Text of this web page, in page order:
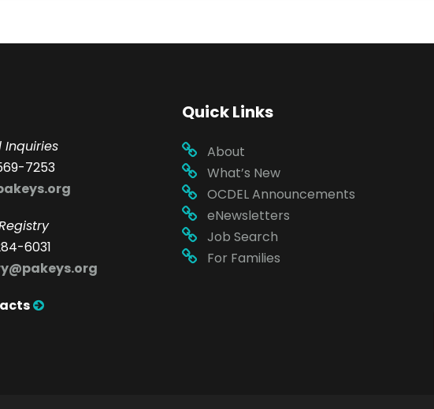
Inquiries
7253
6031
Quick Links
About
What’s New
OCDEL Announcements
eNewsletters
Job Search
For Families